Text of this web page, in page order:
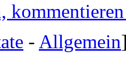
- Allgemein